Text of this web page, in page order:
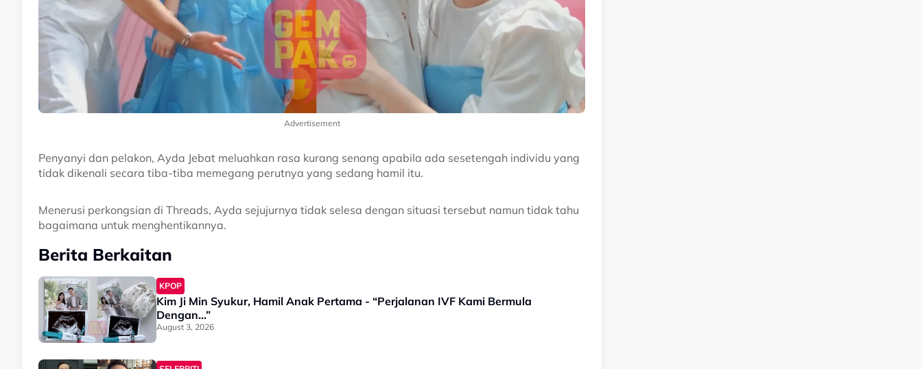
Advertisement
Penyanyi dan pelakon, Ayda Jebat meluahkan rasa kurang senang apabila ada sesetengah individu yang
tidak dikenali secara tiba-tiba memegang perutnya yang sedang hamil itu.
Menerusi perkongsian di Threads, Ayda sejujurnya tidak selesa dengan situasi tersebut namun tidak tahu
bagaimana untuk menghentikannya.
Berita Berkaitan
KPOP
Kim Ji Min Syukur, Hamil Anak Pertama - “Perjalanan IVF Kami Bermula
Dengan…”
August 3, 2026